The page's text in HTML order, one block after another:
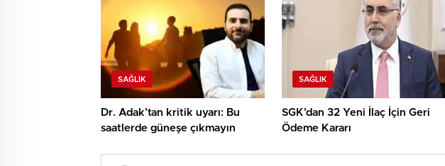
SAĞLIK
Dr. Adak’tan kritik uyarı: Bu
saatlerde güneşe çıkmayın
SAĞLIK
SGK’dan 32 Yeni İlaç İçin Geri
Ödeme Kararı